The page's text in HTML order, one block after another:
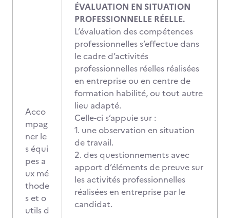
Acco
mpag
ner le
s équi
pes a
ux mé
thode
s et o
utils d
ÉVALUATION EN SITUATION
PROFESSIONNELLE RÉELLE.
L’évaluation des compétences
professionnelles s’effectue dans
le cadre d’activités
professionnelles réelles réalisées
en entreprise ou en centre de
formation habilité, ou tout autre
lieu adapté.
Celle-ci s’appuie sur :
1. une observation en situation
de travail.
2. des questionnements avec
apport d’éléments de preuve sur
les activités professionnelles
réalisées en entreprise par le
candidat.